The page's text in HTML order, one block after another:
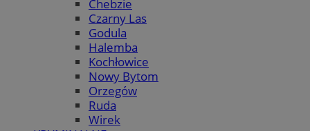
Chebzie
Czarny Las
Godula
Halemba
Kochłowice
Nowy Bytom
Orzegów
Ruda
Wirek